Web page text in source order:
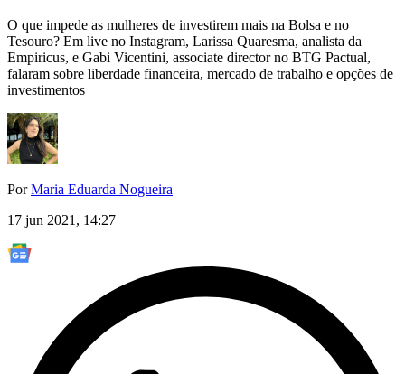
O que impede as mulheres de investirem mais na Bolsa e no
Tesouro? Em live no Instagram, Larissa Quaresma, analista da
Empiricus, e Gabi Vicentini, associate director no BTG Pactual,
falaram sobre liberdade financeira, mercado de trabalho e opções de
investimentos
PorMaria Eduarda Nogueira
17 jun 2021, 14:27